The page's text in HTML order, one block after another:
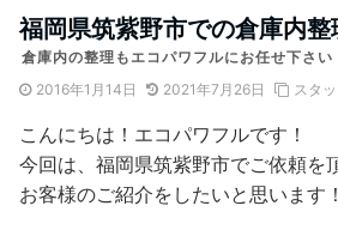
福岡県筑紫野市での倉庫内整
倉庫内の整理もエコパワフルにお任せ下さい
2016年1月14日
2021年7月26日 スタ
こんにちは！エコパワフルです！
今回は、福岡県筑紫野市でご依頼を
お客様のご紹介をしたいと思います！